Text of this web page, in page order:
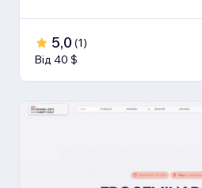
5,0 (1)
Від 40 $